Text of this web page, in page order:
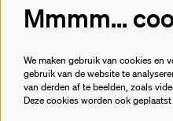
Meld je aan
Mmmm...
We maken gebruik van cookies en
gebruik van de website te
van derden af te beelden, zoals
Deze cookies worden ook